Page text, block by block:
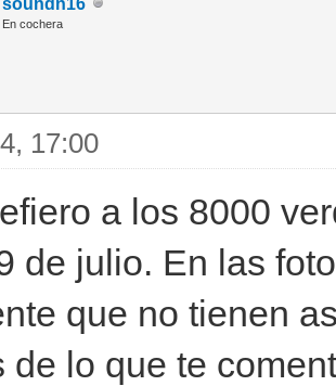
En cochera
17:00
a los 8000
de julio. En las
que no tienen
de lo que te